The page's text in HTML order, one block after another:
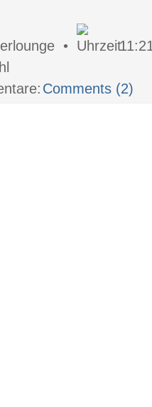
•
Comments (2)